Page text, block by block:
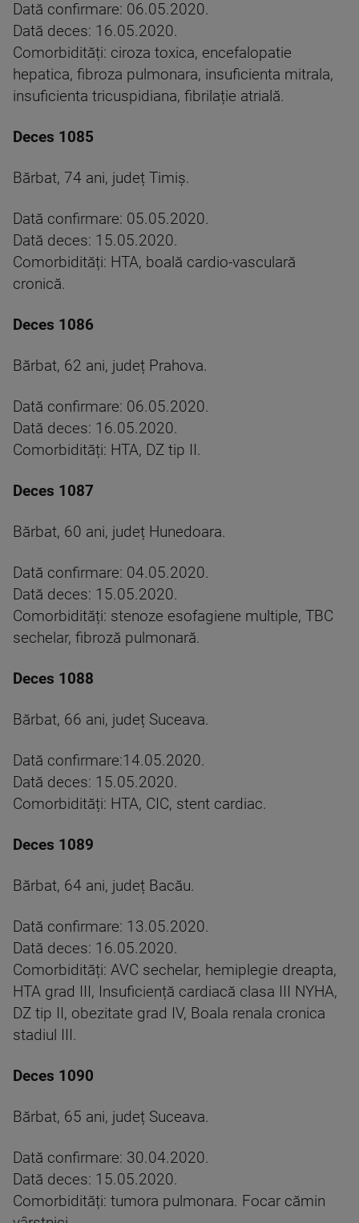
Dată confirmare: 06.05.2020.
Dată deces: 16.05.2020.
Comorbidități: ciroza toxica, encefalopatie
hepatica, fibroza pulmonara, insuficienta mitrala,
insuficienta tricuspidiana, fibrilație atrială.
Deces 1085
Bărbat, 74 ani, județ Timiș.
Dată confirmare: 05.05.2020.
Dată deces: 15.05.2020.
Comorbidități: HTA, boală cardio-vasculară
cronică.
Deces 1086
Bărbat, 62 ani, județ Prahova.
Dată confirmare: 06.05.2020.
Dată deces: 16.05.2020.
Comorbidități: HTA, DZ tip II.
Deces 1087
Bărbat, 60 ani, județ Hunedoara.
Dată confirmare: 04.05.2020.
Dată deces: 15.05.2020.
Comorbidități: stenoze esofagiene multiple, TBC
sechelar, fibroză pulmonară.
Deces 1088
Bărbat, 66 ani, județ Suceava.
Dată confirmare:14.05.2020.
Dată deces: 15.05.2020.
Comorbidități: HTA, CIC, stent cardiac.
Deces 1089
Bărbat, 64 ani, județ Bacău.
Dată confirmare: 13.05.2020.
Dată deces: 16.05.2020.
Comorbidități: AVC sechelar, hemiplegie dreapta,
HTA grad III, Insuficiență cardiacă clasa III NYHA,
DZ tip II, obezitate grad IV, Boala renala cronica
stadiul III.
Deces 1090
Bărbat, 65 ani, județ Suceava.
Dată confirmare: 30.04.2020.
Dată deces: 15.05.2020.
Comorbidități: tumora pulmonara. Focar cămin